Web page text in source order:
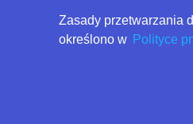
Zasady przetwarzania
określono w Polityce